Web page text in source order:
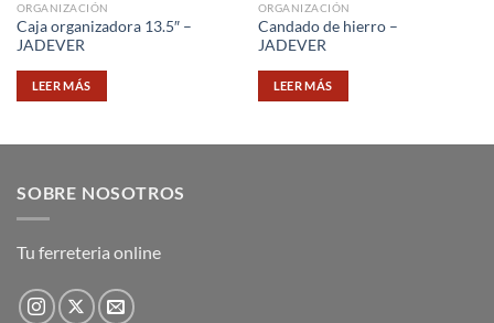
ORGANIZACIÓN
Caja organizadora 13.5″ –
JADEVER
LEER MÁS
ORGANIZACIÓN
Candado de hierro –
JADEVER
LEER MÁS
SOBRE NOSOTROS
Tu ferreteria online